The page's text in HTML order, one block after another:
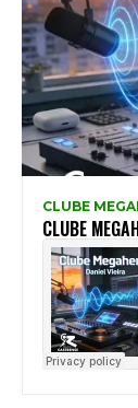
CLUBE
CLUBE